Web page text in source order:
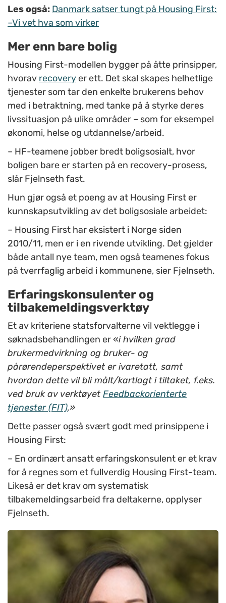
Les også: Danmark satser tungt på Housing First:
–Vi vet hva som virker
Mer enn bare bolig
Housing First-modellen bygger på åtte prinsipper,
hvorav recovery er ett. Det skal skapes helhetlige
tjenester som tar den enkelte brukerens behov
med i betraktning, med tanke på å styrke deres
livssituasjon på ulike områder – som for eksempel
økonomi, helse og utdannelse/arbeid.
– HF-teamene jobber bredt boligsosialt, hvor
boligen bare er starten på en recovery-prosess,
slår Fjelnseth fast.
Hun gjør også et poeng av at Housing First er
kunnskapsutvikling av det boligsosiale arbeidet:
– Housing First har eksistert i Norge siden
2010/11, men er i en rivende utvikling. Det gjelder
både antall nye team, men også teamenes fokus
på tverrfaglig arbeid i kommunene, sier Fjelnseth.
Erfaringskonsulenter og
tilbakemeldingsverktøy
Et av kriteriene statsforvalterne vil vektlegge i
søknadsbehandlingen er «i hvilken grad
brukermedvirkning og bruker- og
pårørendeperspektivet er ivaretatt, samt
hvordan dette vil bli målt/kartlagt i tiltaket, f.eks.
ved bruk av verktøyet Feedbackorienterte
tjenester (FIT).»
Dette passer også svært godt med prinsippene i
Housing First:
– En ordinært ansatt erfaringskonsulent er et krav
for å regnes som et fullverdig Housing First-team.
Likeså er det krav om systematisk
tilbakemeldingsarbeid fra deltakerne, opplyser
Fjelnseth.